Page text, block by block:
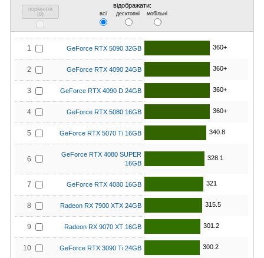
порівняти
(0)
відображати:
всі десктопні мобільні
1 GeForce RTX 5090 32GB 360+
2 GeForce RTX 4090 24GB 360+
3 GeForce RTX 4090 D 24GB 360+
4 GeForce RTX 5080 16GB 360+
5 GeForce RTX 5070 Ti 16GB 340.8
6
GeForce RTX 4080 SUPER
16GB
328.1
7 GeForce RTX 4080 16GB 321
8 Radeon RX 7900 XTX 24GB 315.5
9 Radeon RX 9070 XT 16GB 301.2
10 GeForce RTX 3090 Ti 24GB 300.2